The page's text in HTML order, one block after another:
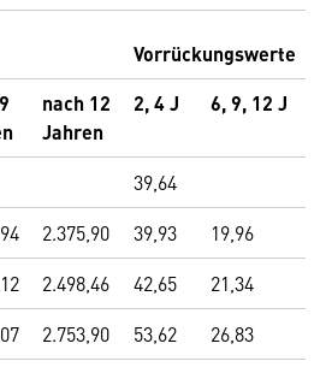
Vorrückungswerte
nach 12
Jahren
2, 4 J 6, 9, 12 J
39,64
2.375,90 39,93 19,96
2.498,46 42,65 21,34
2.753,90 53,62 26,83